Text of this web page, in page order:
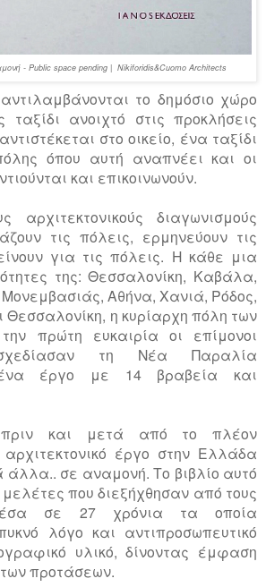
- Public space pending | Nikiforidis&Cuomo Architects
το δημόσιο χώρο
ανοιχτό στις προκλήσεις
στο οικείο, ένα ταξίδι
όπου αυτή αναπνέει και οι
και επικοινωνούν.
διαγωνισμούς
τις πόλεις, ερμηνεύουν τις
για τις πόλεις. Η κάθε μια
της: Θεσσαλονίκη, Καβάλα,
Αθήνα, Χανιά, Ρόδος,
η κυρίαρχη πόλη των
πρώτη ευκαιρία οι επίμονοι
σχεδίασαν τη Νέα Παραλία
ένα έργο με 14 βραβεία και
και μετά από το πλέον
έργο στην Ελλάδα
άλλα.. σε αναμονή. Το βιβλίο αυτό
που διεξήχθησαν από τους
μέσα σε 27 χρόνια τα οποία
λόγο και αντιπροσωπευτικό
υλικό, δίνοντας έμφαση
προτάσεων.